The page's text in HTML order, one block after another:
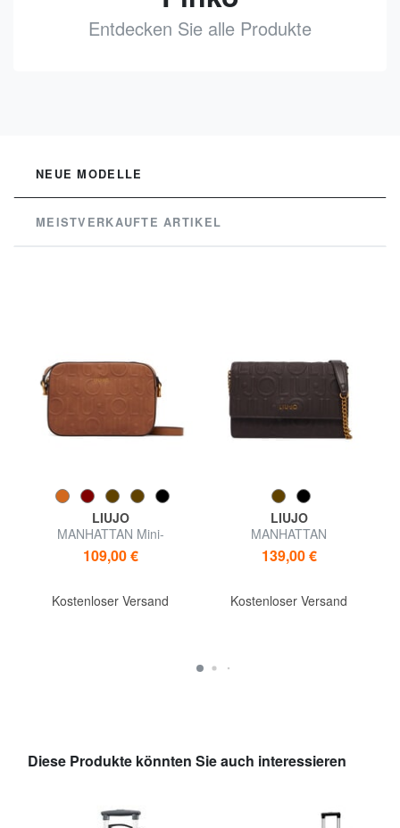
Entdecken Sie alle Produkte
NEUE MODELLE
MEISTVERKAUFTE ARTIKEL
LIUJO
MANHATTAN Mini-
Schultertasche
109,00 €
Kostenloser Versand
LIUJO
MANHATTAN
Umhängetasche
139,00 €
Kostenloser Versand
Diese Produkte könnten Sie auch interessieren